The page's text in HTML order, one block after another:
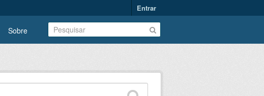
Entrar
Sobre